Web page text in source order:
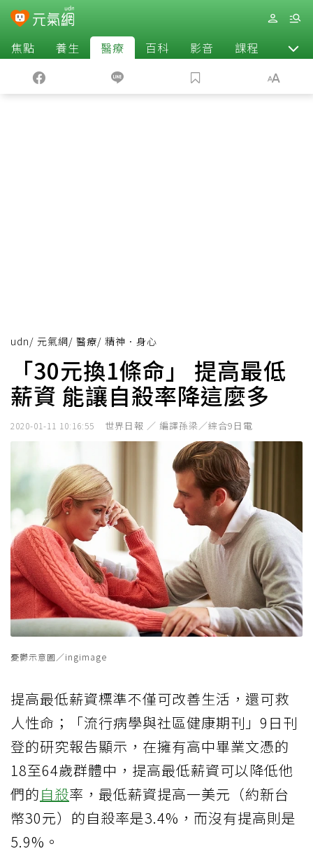
焦點 養生 醫療 百科 影音 課程 退休
udn/ 元氣網/ 醫療/ 精神．身心
「30元換1條命」 提高最低
薪資 能讓自殺率降這麼多
2020-01-11 10:16:55 世界日報 ／ 編譯孫梁／綜合9日電
憂鬱示意圖／ingimage
提高最低薪資標準不僅可改善生活，還可救
人性命；「流行病學與社區健康期刊」9日刊
登的研究報告顯示，在擁有高中畢業文憑的
18至64歲群體中，提高最低薪資可以降低他
們的自殺率，最低薪資提高一美元（約新台
幣30元）的自殺率是3.4%，而沒有提高則是
5.9%。